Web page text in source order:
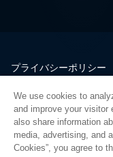
プライバシーポリシー
品質
サイトマップ
サプライヤーポータル
UK Modern Slavery Act
We use cookies to
and improve your visitor
also share information
media, advertising, and
Cookies”, you agree to